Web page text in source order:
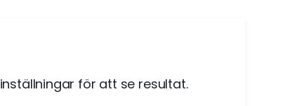
för att se resultat.